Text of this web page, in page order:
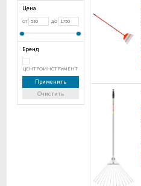
Цена
от до
Бренд
ЦЕНТРОИНСТРУМЕНТ
Применить
Очистить